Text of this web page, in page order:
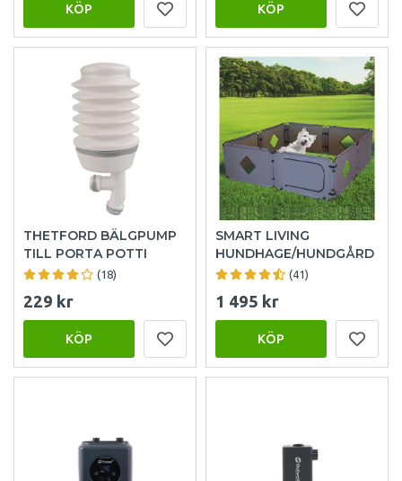
KÖP KÖP
THETFORD BÄLGPUMP
TILL PORTA POTTI
(18)
229 kr
KÖP
SMART LIVING
HUNDHAGE/HUNDGÅRD
(41)
1 495 kr
KÖP